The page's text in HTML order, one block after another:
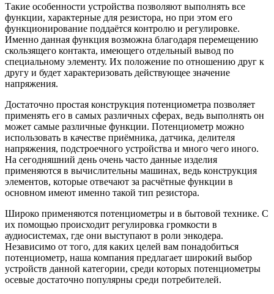
Такие особенности устройства позволяют выполнять все
функции, характерные для резистора, но при этом его
функционирование поддаётся контролю и регулировке.
Именно данная функция возможна благодаря перемещению
скользящего контакта, имеющего отдельный вывод по
специальному элементу. Их положение по отношению друг к
другу и будет характеризовать действующее значение
напряжения.
Достаточно простая конструкция потенциометра позволяет
применять его в самых различных сферах, ведь выполнять он
может самые различные функции. Потенциометр можно
использовать в качестве приёмника, датчика, делителя
напряжения, подстроечного устройства и много чего иного.
На сегодняшний день очень часто данные изделия
применяются в вычислительны машинах, ведь конструкция
элементов, которые отвечают за расчётные функции в
основном имеют именно такой тип резистора.
Широко применяются потенциометры и в бытовой технике. С
их помощью происходит регулировка громкости в
аудиосистемах, где они выступают в роли энкодера.
Независимо от того, для каких целей вам понадобиться
потенциометр, наша компания предлагает широкий выбор
устройств данной категории, среди которых потенциометры
осевые достаточно популярны среди потребителей.